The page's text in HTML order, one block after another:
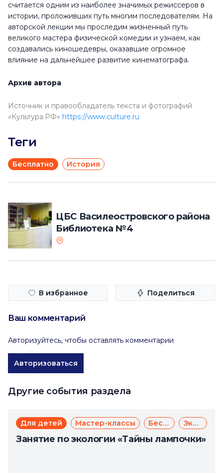
считается одним из наиболее значимых режиссеров в
истории, проложивших путь многим последователям. На
авторской лекции мы проследим жизненный путь
великого мастера физической комедии и узнаем, как
создавались киношедевры, оказавшие огромное
влияние на дальнейшее развитие кинематографа.
Архив автора
Источник и правообладатель текста и фотографий
«Культура.РФ» https://www.culture.ru
Теги
Бесплатно История
ЦБС Василеостровского района
Библиотека №4
В избранное Поделиться
Ваш комментарий
Авторизуйтесь, чтобы оставлять комментарии
Авторизоваться
Другие события раздела
Для детей Мастер-классы Бесплатно Экология
Занятие по экологии «Тайны лампочки»